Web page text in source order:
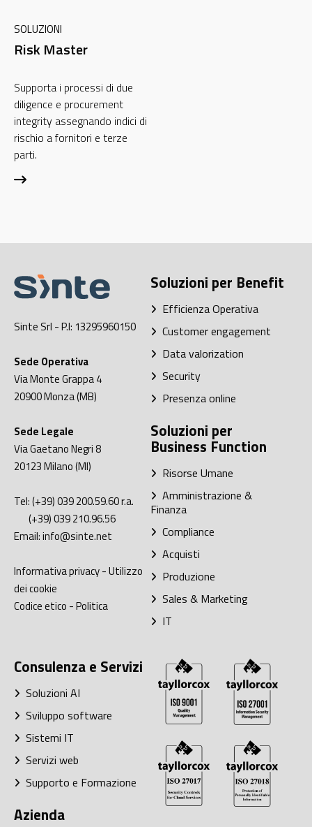
SOLUZIONI
Risk Master
Supporta i processi di due
diligence e procurement
integrity assegnando indici di
rischio a fornitori e terze
parti.
Sinte Srl - P.I: 13295960150
Sede Operativa
Via Monte Grappa 4
20900Monza (MB)
Sede Legale
Via Gaetano Negri 8
20123Milano (MI)
Tel:(+39) 039 200.59.60r.a.
(+39) 039 210.96.56
Email:info@sinte.net
Informativa privacy-Utilizzo
dei cookie
Codice etico -Politica
Soluzioni per Benefit
Efficienza Operativa
Customer engagement
Data valorization
Security
Presenza online
Soluzioni per
Business Function
Risorse Umane
Amministrazione &
Finanza
Compliance
Acquisti
Produzione
Sales & Marketing
IT
Consulenza e Servizi
Soluzioni AI
Sviluppo software
Sistemi IT
Servizi web
Supporto e Formazione
Azienda